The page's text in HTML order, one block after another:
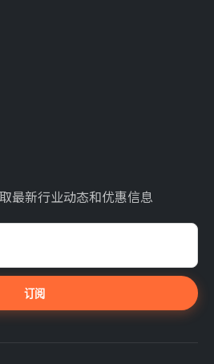
最新行业动态和优惠信息
订阅